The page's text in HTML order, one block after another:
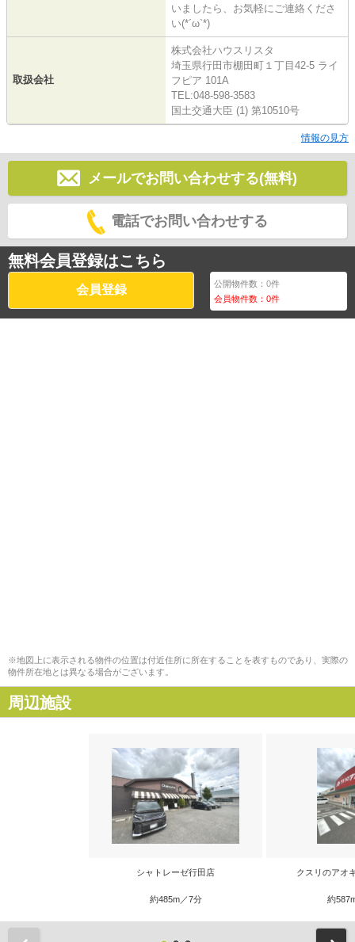
いましたら、お気軽にご連絡くださ
い(*´ω`*)
取扱会社
株式会社ハウスリスタ
埼玉県行田市棚田町１丁目42-5 ライ
フピア 101A
TEL:048-598-3583
国土交通大臣 (1) 第10510号
情報の見方
メールでお問い合わせする(無料)
電話でお問い合わせする
無料会員登録はこちら
会員登録 公開物件数：0件
会員物件数：0件
※地図上に表示される物件の位置は付近住所に所在することを表すものであり、実際の
物件所在地とは異なる場合がございます。
周辺施設
シャトレーゼ行田店
約485m／7分
クスリのアオ
約